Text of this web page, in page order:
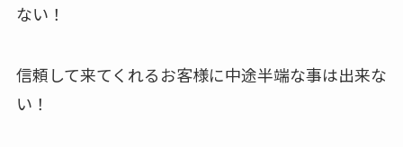
ない！
信頼して来てくれるお客様に中途半端な事は出来な
い！